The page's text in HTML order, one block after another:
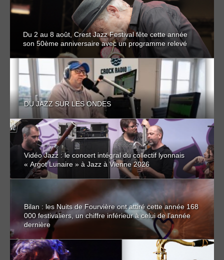
Du 2 au 8 août, Crest Jazz Festival fête cette année
son 50ème anniversaire avec un programme relevé
DU JAZZ SUR LES ONDES
Vidéo Jazz : le concert intégral du collectif lyonnais
« Argot Lunaire » à Jazz à Vienne 2026
Bilan : les Nuits de Fourvière ont attiré cette année 168
000 festivaliers, un chiffre inférieur à celui de l’année
dernière